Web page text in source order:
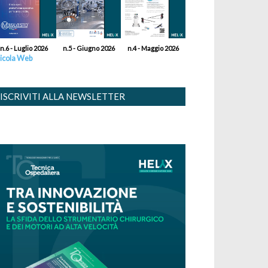
n.6 - Luglio 2026 n.5 - Giugno 2026 n.4 - Maggio 2026
Web
ISCRIVITI ALLA NEWSLETTER